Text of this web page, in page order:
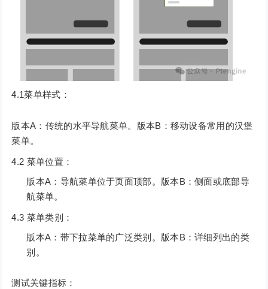
4.1菜单样式：
版本A：传统的水平导航菜单。版本B：移动设备常用的汉堡
菜单。
4.2 菜单位置：
版本A：导航菜单位于页面顶部。版本B：侧面或底部导
航菜单。
4.3 菜单类别：
版本A：带下拉菜单的广泛类别。版本B：详细列出的类
别。
测试关键指标：